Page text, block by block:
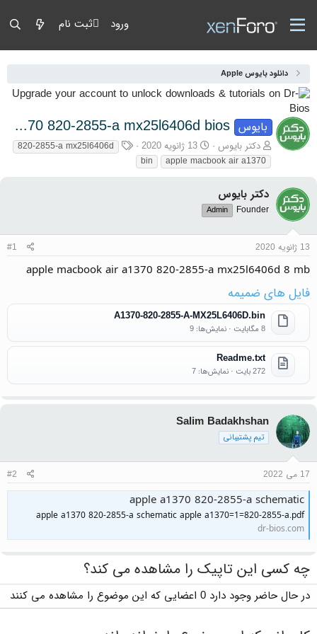
ورود ثبت نام
دانلود بایوس Apple
بایوس apple macbook air a1370 820-2855-a mx25l6406d bios
آغازگر گفتمان
دکتر بایوس تاریخ شروع
13 ژانویه 2020 برچسب‌ها
820-2855-a mx25l6406d
apple macbook air a1370
bin
دکتر بایوس
Founder
Admin
13 ژانویه 2020 #1
apple macbook air a1370 820-2855-a mx25l6406d 8 mb
فایل های ضمیمه
A1370-820-2855-A-MX25L6406D.bin
8 مگابایت · نمایش‌ها: 9
Readme.txt
272 بایت · نمایش‌ها: 7
Salim Badakhshan
تیم پشتیبانی
17 می 2022 #2
apple a1370 820-2855-a schematic
apple a1370 820-2855-a schematic apple a1370=1=820-2855-a.pdf
dr-bios.com
چه کسی این تاپیک را مشاهده می کند؟
در حال حاضر وجود دارد 0 اعضایی که این موضوع را مشاهده می کنند